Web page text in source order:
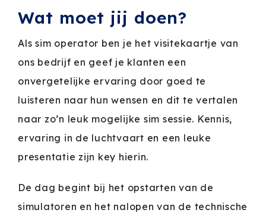
Wat moet jij doen?
Als sim operator ben je het visitekaartje van
ons bedrijf en geef je klanten een
onvergetelijke ervaring door goed te
luisteren naar hun wensen en dit te vertalen
naar zo’n leuk mogelijke sim sessie. Kennis,
ervaring in de luchtvaart en een leuke
presentatie zijn key hierin.
De dag begint bij het opstarten van de
simulatoren en het nalopen van de technische